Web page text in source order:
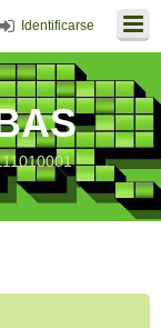
Identificarse